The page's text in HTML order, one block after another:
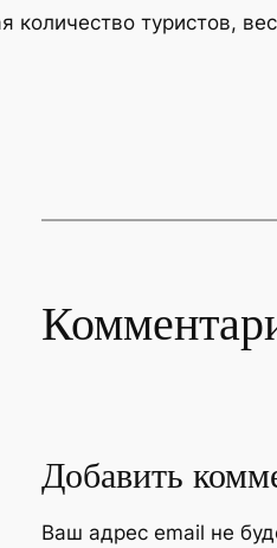
количество туристов,
Добавить
Ваш адрес email не